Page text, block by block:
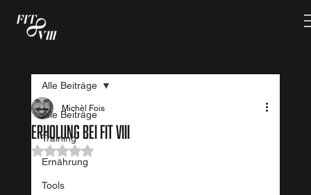
Alle Beiträge
Training
Ernährung
Tools
Alle Beiträge
Erholung bei FIT VIII
Michèl Fois
Mit NaN von 5 Sternen bewertet.